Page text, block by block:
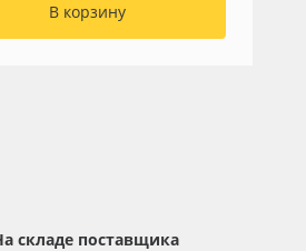
В корзину
складе поставщика